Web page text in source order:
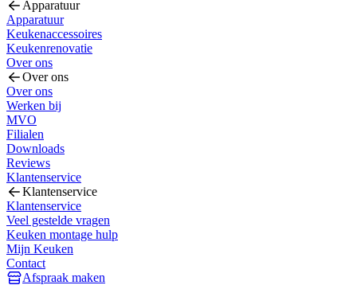
Apparatuur
Apparatuur
Keukenaccessoires
Keukenrenovatie
Over ons
Over ons
Over ons
Werken bij
MVO
Filialen
Downloads
Reviews
Klantenservice
Klantenservice
Klantenservice
Veel gestelde vragen
Keuken montage hulp
Mijn Keuken
Contact
Afspraak maken